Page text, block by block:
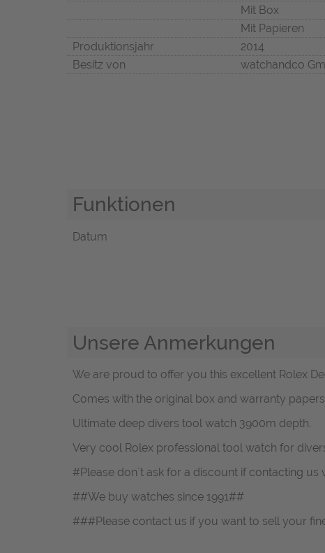
Mit Box
Mit Papieren
Produktionsjahr
2014
Besitz von
watchandco
Funktionen
Datum
Unsere Anmerkungen
We are proud to offer you this excellent Rolex
Comes with the original box and warranty papers
Ultimate deep divers tool watch 3900m depth.
Very cool Rolex professional tool watch for
#Please don`t ask for a discount if contacting us
##We buy watches since 1991##
###Please contact us if you want to sell your